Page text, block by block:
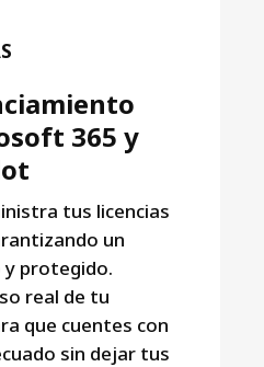
365 y
tus licencias
un
protegido.
real de tu
que cuentes con
sin dejar tus